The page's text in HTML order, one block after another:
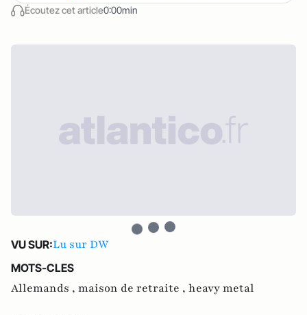
Écoutez cet article0:00min
VU SUR:Lu sur DW
MOTS-CLES
Allemands , maison de retraite , heavy metal